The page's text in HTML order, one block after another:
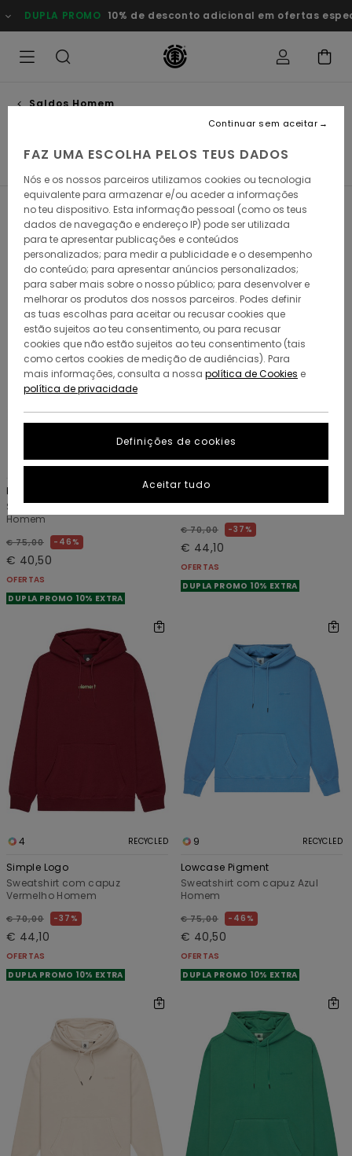
para
a
produtos
de desconto adicional em ofertas especiais Poupa Agora
Saldos Homem
Filtrar e Ordenar 51Resultados
Avançar
para
procurar
critérios
filtragem
Avançar
para
ordenar
9 RECYCLED
Lowcase Pigment
Sweatshirt com capuz Azul
Homem
€ 75,00 46%
€ 40,50
OFERTAS
DUPLA PROMO 10% EXTRA
7 RECYCLED
Lowcase Pigment
Camisola pulôver Azul Homem
€ 70,00 37%
€ 44,10
OFERTAS
DUPLA PROMO 10% EXTRA
4 RECYCLED
Simple Logo
Sweatshirt com capuz
Vermelho Homem
€ 70,00 37%
€ 44,10
OFERTAS
DUPLA PROMO 10% EXTRA
9 RECYCLED
Lowcase Pigment
Sweatshirt com capuz Azul
Homem
€ 75,00 46%
€ 40,50
OFERTAS
DUPLA PROMO 10% EXTRA
FAZ UMA ESCOLHA PELOS TEUS DADOS
Nós e os nossos parceiros utilizamos cookies ou tecnologia
equivalente para armazenar e/ou aceder a informações
no teu dispositivo. Esta informação pessoal (como os teus
dados de navegação e endereço IP) pode ser utilizada
para te apresentar publicações e conteúdos
personalizados; para medir a publicidade e o desempenho
do conteúdo; para apresentar anúncios personalizados;
para saber mais sobre o nosso público; para desenvolver e
melhorar os produtos dos nossos parceiros. Podes definir
as tuas escolhas para aceitar ou recusar cookies que
estão sujeitos ao teu consentimento, ou para recusar
cookies que não estão sujeitos ao teu consentimento (tais
como certos cookies de medição de audiências). Para
mais informações, consulta a nossa política de Cookies e
política de privacidade
Definições de cookies
Continuar sem aceitar
Aceitar tudo